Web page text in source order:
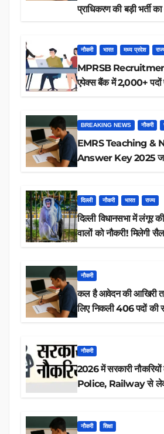
प्राधिकरण की बड़ी भर्ती
नौकरी भारत मध्य प्रदेश
MPRSB
एपेक्स बैंक में 2,000+ पदों
BREAKING NEWS नौकरी
EMRS Teaching &
Answer Key 2025
दिल्ली नौकरी भारत राज्य
दिल्ली विधानसभा में लंगूर
वालों को नौकरी!
नौकरी
कल है आवेदन की आखिरी
लिए निकली 406 पदों की
नौकरी
2026 में सरकारी
Police, Railway से
नौकरी शिक्षा